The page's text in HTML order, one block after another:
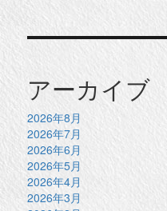
アーカイブ
2026年8月
2026年7月
2026年6月
2026年5月
2026年4月
2026年3月